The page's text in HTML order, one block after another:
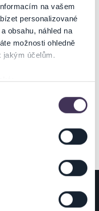
na vašem
personalizované
obsahu, náhled na
možnosti ohledně
jakým účelům.
metrů
(otisk prstu)
vaše osobní
nebo odvolat v
cookies a další